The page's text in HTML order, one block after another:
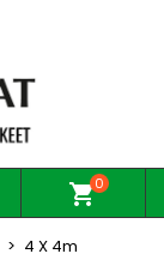
shopping_cart0
4 X 4m